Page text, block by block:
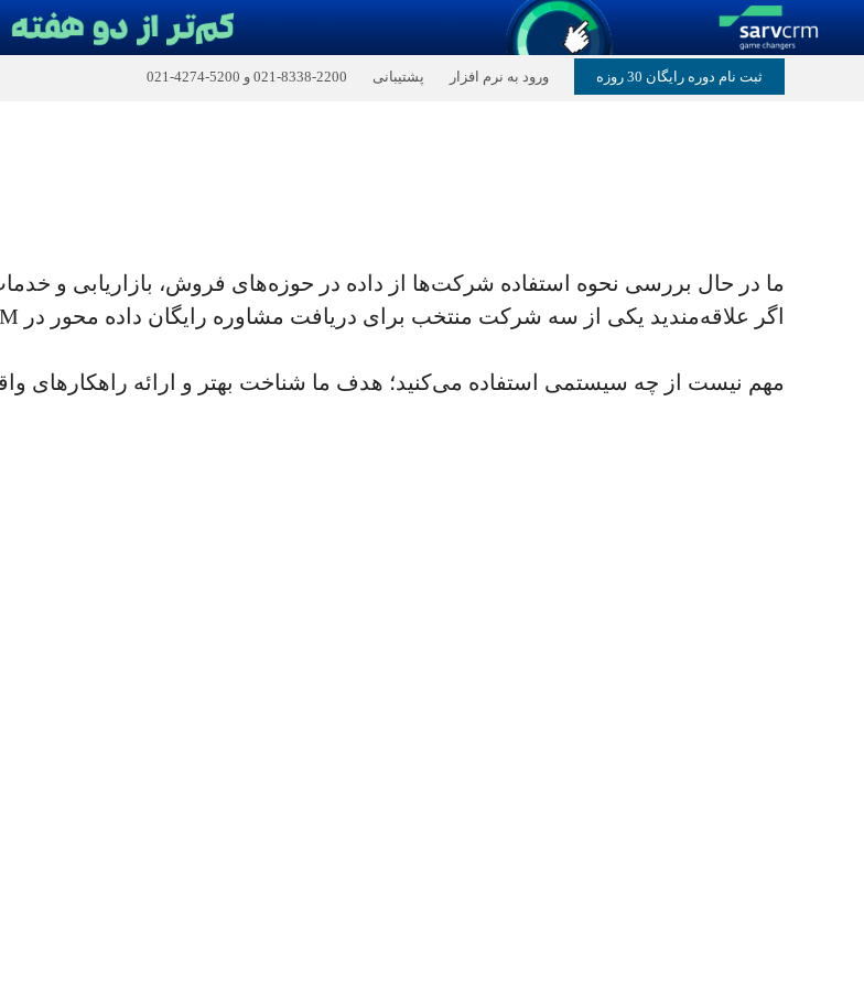
ثبت نام دوره رایگان 30 روزه ورود به نرم افزار پشتیبانی 2200-8338-021 و 5200-4274-021
ما در حال بررسی نحوه استفاده شرکت‌ها از داده در حوزه‌های فروش، بازاریابی و
اگر علاقه‌مندید یکی از سه شرکت منتخب برای دریافت مشاوره رایگان داده محور در CRM و BI باشید، لطفا فرم زیر را تکمیل کنید.
مهم نیست از چه سیستمی استفاده می‌کنید؛ هدف ما شناخت بهتر و ارائه راهکارهای